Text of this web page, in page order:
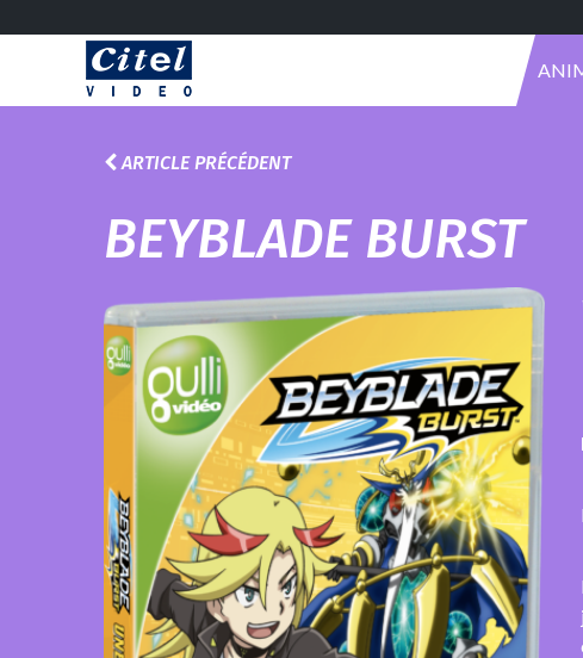
ARTICLE PRÉCÉDENT
BEYBLADE BURST